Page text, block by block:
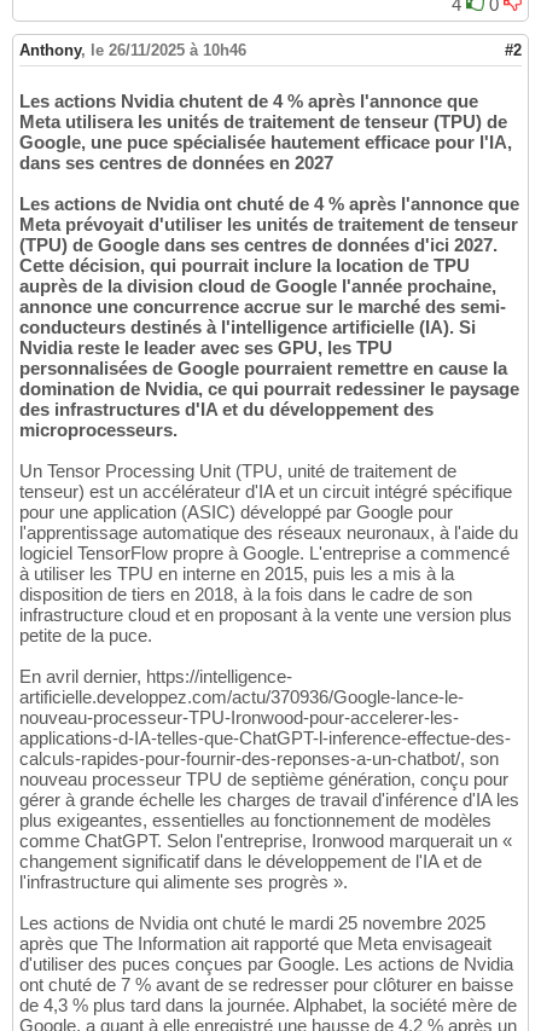
4 0
Anthony, le 26/11/2025 à 10h46 #2
Les actions Nvidia chutent de 4 % après l'annonce que
Meta utilisera les unités de traitement de tenseur (TPU) de
Google, une puce spécialisée hautement efficace pour l'IA,
dans ses centres de données en 2027
Les actions de Nvidia ont chuté de 4 % après l'annonce que
Meta prévoyait d'utiliser les unités de traitement de tenseur
(TPU) de Google dans ses centres de données d'ici 2027.
Cette décision, qui pourrait inclure la location de TPU
auprès de la division cloud de Google l'année prochaine,
annonce une concurrence accrue sur le marché des semi-
conducteurs destinés à l'intelligence artificielle (IA). Si
Nvidia reste le leader avec ses GPU, les TPU
personnalisées de Google pourraient remettre en cause la
domination de Nvidia, ce qui pourrait redessiner le paysage
des infrastructures d'IA et du développement des
microprocesseurs.
Un Tensor Processing Unit (TPU, unité de traitement de
tenseur) est un accélérateur d'IA et un circuit intégré spécifique
pour une application (ASIC) développé par Google pour
l'apprentissage automatique des réseaux neuronaux, à l'aide du
logiciel TensorFlow propre à Google. L'entreprise a commencé
à utiliser les TPU en interne en 2015, puis les a mis à la
disposition de tiers en 2018, à la fois dans le cadre de son
infrastructure cloud et en proposant à la vente une version plus
petite de la puce.
En avril dernier, https://intelligence-
artificielle.developpez.com/actu/370936/Google-lance-le-
nouveau-processeur-TPU-Ironwood-pour-accelerer-les-
applications-d-IA-telles-que-ChatGPT-l-inference-effectue-des-
calculs-rapides-pour-fournir-des-reponses-a-un-chatbot/, son
nouveau processeur TPU de septième génération, conçu pour
gérer à grande échelle les charges de travail d'inférence d'IA les
plus exigeantes, essentielles au fonctionnement de modèles
comme ChatGPT. Selon l'entreprise, Ironwood marquerait un «
changement significatif dans le développement de l'IA et de
l'infrastructure qui alimente ses progrès ».
Les actions de Nvidia ont chuté le mardi 25 novembre 2025
après que The Information ait rapporté que Meta envisageait
d'utiliser des puces conçues par Google. Les actions de Nvidia
ont chuté de 7 % avant de se redresser pour clôturer en baisse
de 4,3 % plus tard dans la journée. Alphabet, la société mère de
Google, a quant à elle enregistré une hausse de 4,2 % après un